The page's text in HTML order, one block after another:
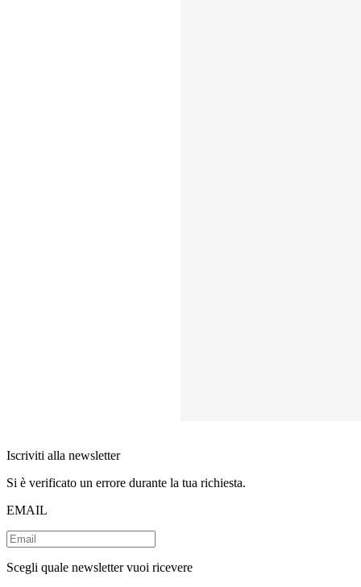
Iscriviti alla newsletter
Si è verificato un errore durante la tua richiesta.
EMAIL
Scegli quale newsletter vuoi ricevere